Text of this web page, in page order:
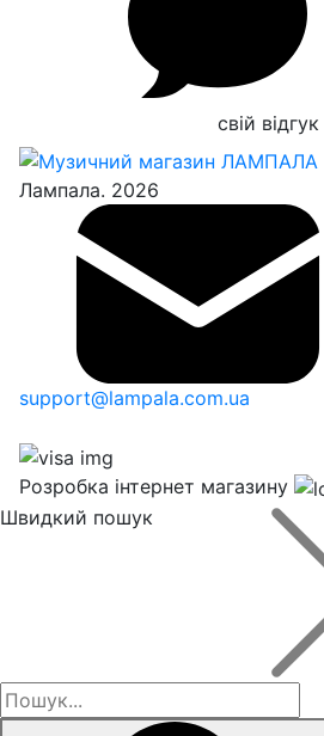
свій відгук
Лампала. 2026
support@lampala.com.ua
Розробка інтернет магазину
Швидкий пошук